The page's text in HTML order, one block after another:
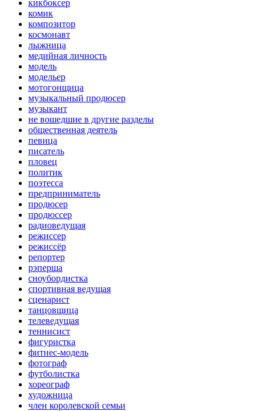
кикбоксер
комик
композитор
космонавт
лыжница
медийная личность
модель
модельер
мотогонщица
музыкальный продюсер
музыкант
не вошедшие в другие разделы
общественная деятель
певица
писатель
пловец
политик
поэтесса
предприниматель
продюсер
продюссер
радиоведущая
режиссер
режиссёр
репортер
рэперша
сноубордистка
спортивная ведущая
сценарист
танцовщица
телеведущая
теннисист
фигуристка
фитнес-модель
фотограф
футболистка
хореограф
художница
член королевской семьи